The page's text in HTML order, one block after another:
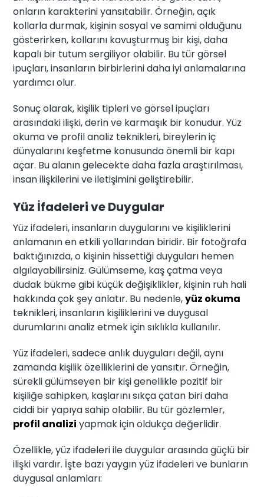
onların karakterini yansıtabilir. Örneğin, açık
kollarla durmak, kişinin sosyal ve samimi olduğunu
gösterirken, kollarını kavuşturmuş bir kişi, daha
kapalı bir tutum sergiliyor olabilir. Bu tür görsel
ipuçları, insanların birbirlerini daha iyi anlamalarına
yardımcı olur.
Sonuç olarak, kişilik tipleri ve görsel ipuçları
arasındaki ilişki, derin ve karmaşık bir konudur. Yüz
okuma ve profil analiz teknikleri, bireylerin iç
dünyalarını keşfetme konusunda önemli bir kapı
açar. Bu alanın gelecekte daha fazla araştırılması,
insan ilişkilerini ve iletişimini geliştirebilir.
Yüz İfadeleri ve Duygular
Yüz ifadeleri, insanların duygularını ve kişiliklerini
anlamanın en etkili yollarından biridir. Bir fotoğrafa
baktığınızda, o kişinin hissettiği duyguları hemen
algılayabilirsiniz. Gülümseme, kaş çatma veya
dudak bükme gibi küçük değişiklikler, kişinin ruh hali
hakkında çok şey anlatır. Bu nedenle,yüz okuma
teknikleri, insanların kişiliklerini ve duygusal
durumlarını analiz etmek için sıklıkla kullanılır.
Yüz ifadeleri, sadece anlık duyguları değil, aynı
zamanda kişilik özelliklerini de yansıtır. Örneğin,
sürekli gülümseyen bir kişi genellikle pozitif bir
kişiliğe sahipken, kaşlarını sıkça çatan biri daha
ciddi bir yapıya sahip olabilir. Bu tür gözlemler,
profil analizi yapmak için oldukça değerlidir.
Özellikle, yüz ifadeleri ile duygular arasında güçlü bir
ilişki vardır. İşte bazı yaygın yüz ifadeleri ve bunların
duygusal anlamları: